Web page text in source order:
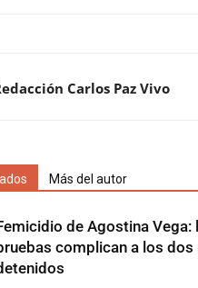
Carlos Paz Vivo
Más del autor
de Agostina Vega:
complican a los dos